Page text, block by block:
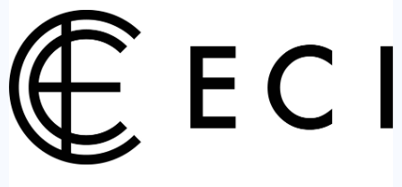
最新コラム
公式メルマガ
OEM商品×Amazon
OEM商品×Yahoo!